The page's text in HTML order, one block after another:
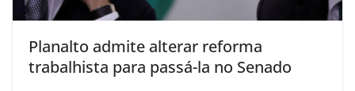
Planalto admite alterar reforma
trabalhista para passá-la no Senado